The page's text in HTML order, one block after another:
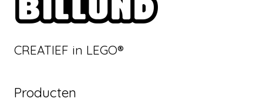
CREATIEF in LEGO®
Producten